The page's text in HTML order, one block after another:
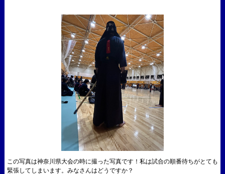
この写真は神奈川県大会の時に撮った写真です！私は試合の順番待ちがとても
緊張してしまいます。みなさんはどうですか？